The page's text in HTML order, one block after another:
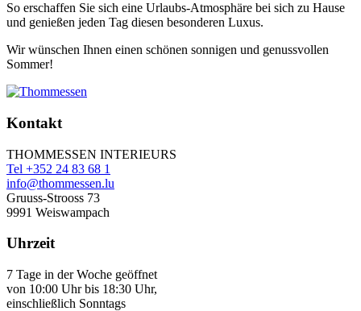
So erschaffen Sie sich eine Urlaubs-Atmosphäre bei sich zu Hause
und genießen jeden Tag diesen besonderen Luxus.
Wir wünschen Ihnen einen schönen sonnigen und genussvollen
Sommer!
Kontakt
THOMMESSEN INTERIEURS
Tel +352 24 83 68 1
info@thommessen.lu
Gruuss-Strooss 73
9991 Weiswampach
Uhrzeit
7 Tage in der Woche geöffnet
von 10:00 Uhr bis 18:30 Uhr,
einschließlich Sonntags